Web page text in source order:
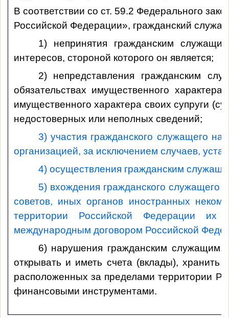
В соответствии со ст. 59.2 Федерального
Российской Федерации», гражданский
1) непринятия гражданским
интересов, стороной которого он является;
2) непредставления гражданским
обязательствах имущественного
имущественного характера своих супруги
недостоверных или неполных сведений;
3) участия гражданского служащего
организацией, за исключением случаев,
4) осуществления гражданским
5) вхождения гражданского служащего
советов, иных органов иностранных
территории Российской Федерации их
международным договором Российской
6) нарушения гражданским служащим,
открывать и иметь счета (вклады),
расположенных за пределами территории
финансовыми инструментами.